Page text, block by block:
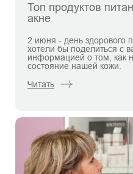
Топ продуктов
акне
2 июня - день здорового
хотели бы поделиться с
информацией о том, как
состояние нашей кожи.
Читать